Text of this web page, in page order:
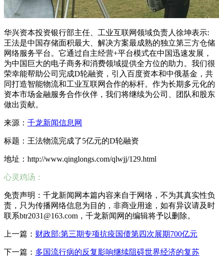
华兴资本投资银行部主任、工业互联网领域负责人徐坤表示:
王法是中国存储面积最大、解决方案最成熟的独立第三方仓储
网络服务平台。它通过自主经营+平台模式在中国迅速发展，
为中国巨大的电子商务和消费领域提供全方位的助力。我们很
荣幸能帮助公司完成D轮融资，引入百度资本和中俄基金，共
同打造智能物流和工业互联网合作的标杆。作为长期多元化的
资本市场金融服务合作伙伴，我们将继续为公司、团队和股东
做出贡献。
来源： 千龙新闻信息网
标题：王法物流完成了5亿元的D轮融资
地址：http://www.qinglongs.com/qlwjj/129.html
心灵鸡汤：
免责声明：千龙新闻网本篇内容来自于网络，不为其真实性负
责，只为传播网络信息为目的，非商业用途，如有异议请及时
联系btr2031@163.com，千龙新闻网的编辑将予以删除。
上一篇： 财政部:第三期专项抗疫国债第四次展期700亿元
下一篇： 多国流行病的反复影响继续阻碍世界经济的复苏